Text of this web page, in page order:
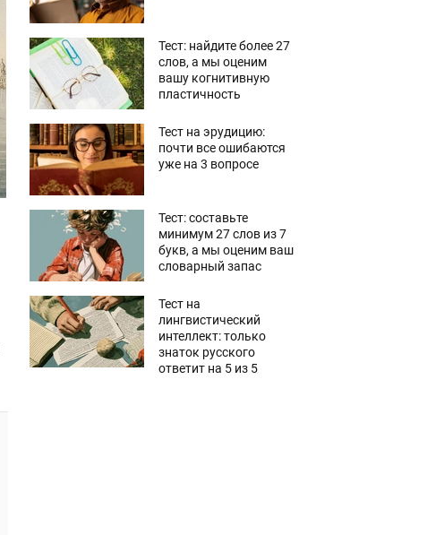
Тест: найдите более 27
слов, а мы оценим
вашу когнитивную
пластичность
Тест на эрудицию:
почти все ошибаются
уже на 3 вопросе
Тест: составьте
минимум 27 слов из 7
букв, а мы оценим ваш
словарный запас
Тест на
лингвистический
интеллект: только
знаток русского
ответит на 5 из 5